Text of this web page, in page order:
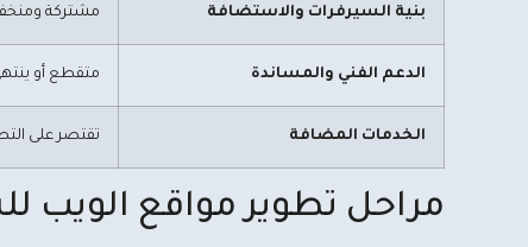
بنية السيرفرات والاستضافة مشتركة
الدعم الفني والمساندة متقطع أو
الخدمات المضافة تقتصر على
مراحل تطوير مواقع الويب